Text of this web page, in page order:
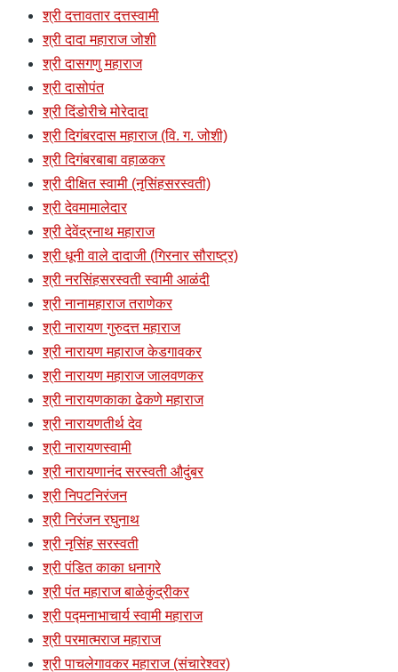
श्री दत्तावतार दत्तस्वामी
श्री दादा महाराज जोशी
श्री दासगणु महाराज
श्री दासोपंत
श्री दिंडोरीचे मोरेदादा
श्री दिगंबरदास महाराज (वि. ग. जोशी)
श्री दिगंबरबाबा वहाळकर
श्री दीक्षित स्वामी (नृसिंहसरस्वती)
श्री देवमामालेदार
श्री देवेंद्रनाथ महाराज
श्री धूनी वाले दादाजी (गिरनार सौराष्ट्र)
श्री नरसिंहसरस्वती स्वामी आळंदी
श्री नानामहाराज तराणेकर
श्री नारायण गुरुदत्त महाराज
श्री नारायण महाराज केडगावकर
श्री नारायण महाराज जालवणकर
श्री नारायणकाका ढेकणे महाराज
श्री नारायणतीर्थ देव
श्री नारायणस्वामी
श्री नारायणानंद सरस्वती औदुंबर
श्री निपटनिरंजन
श्री निरंजन रघुनाथ
श्री नृसिंह सरस्वती
श्री पंडित काका धनागरे
श्री पंत महाराज बाळेकुंद्रीकर
श्री पद्मनाभाचार्य स्वामी महाराज
श्री परमात्मराज महाराज
श्री पाचलेगावकर महाराज (संचारेश्वर)